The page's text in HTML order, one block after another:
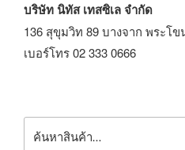
บริษัท นิทัส เทสซิเล จำกัด
136 สุขุมวิท 89 บางจาก พระโข
เบอร์โทร 02 333 0666